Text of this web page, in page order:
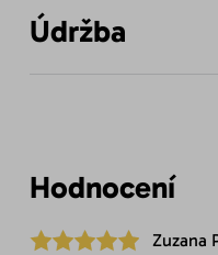
Údržba
Hodnocení
Zuzana